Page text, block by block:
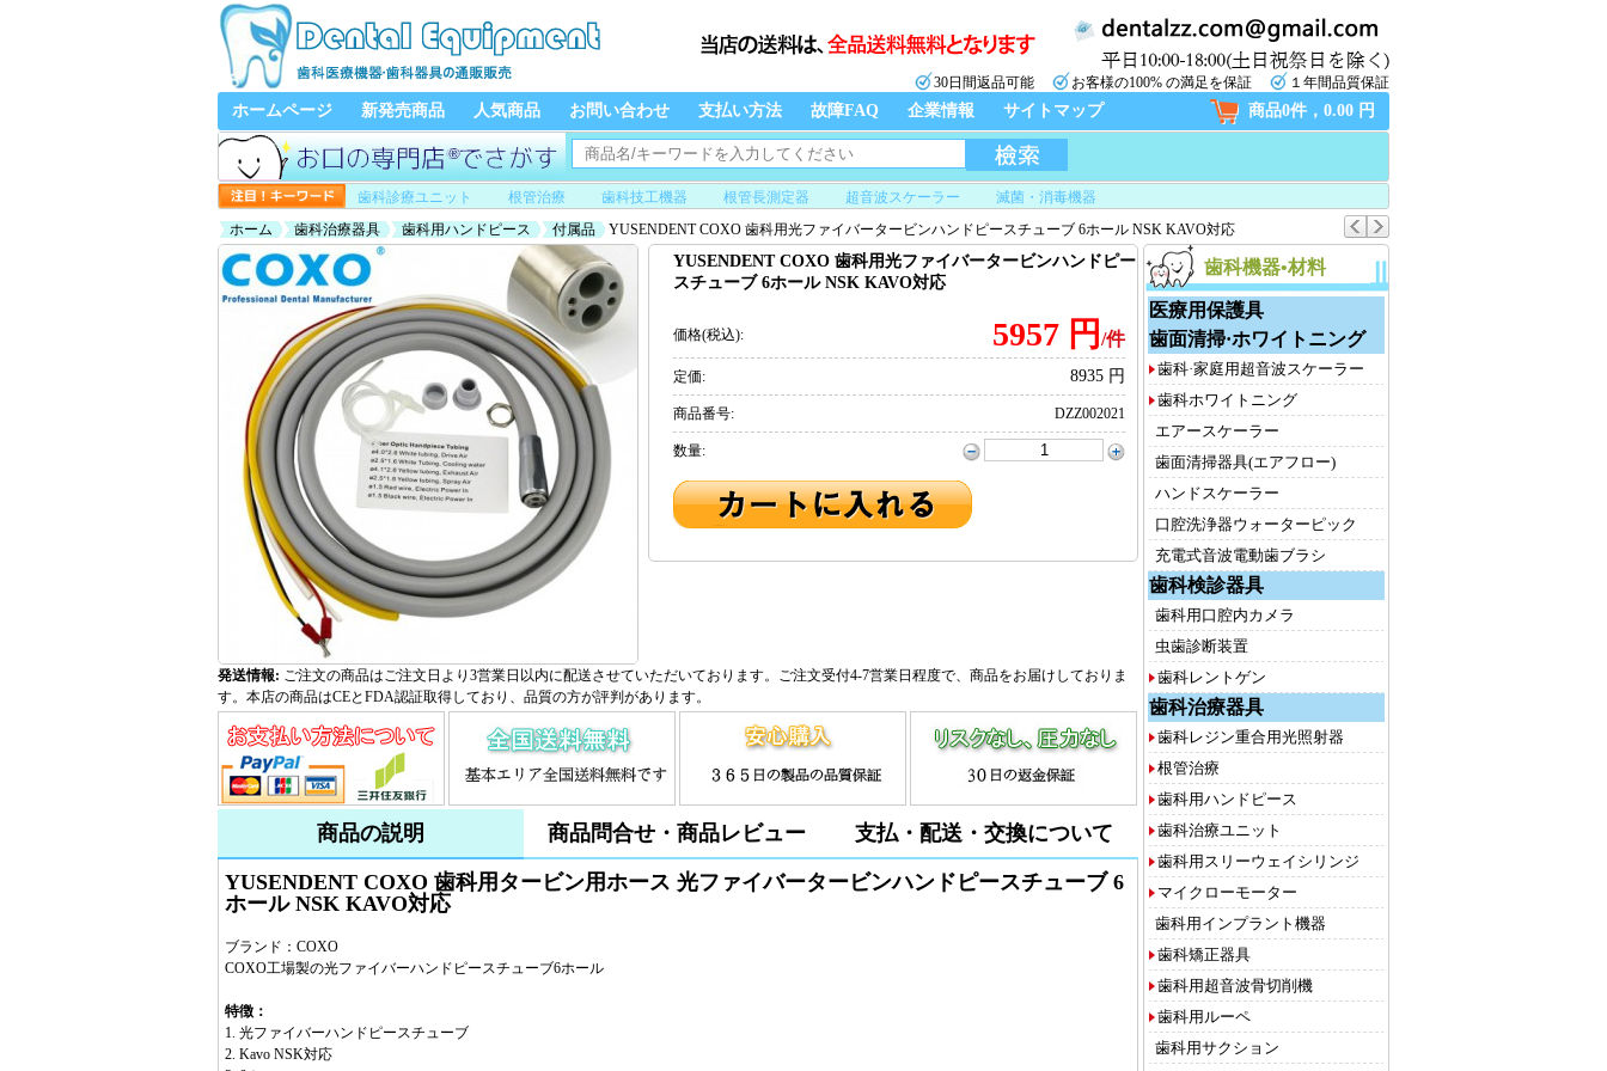
30日間返品可能 お客様の100% の満足を保証 １年間品質保証
ホームページ 新発売商品 人気商品 お問い合わせ 支払い方法 故障FAQ 企業情報 サイトマップ 商品0件，0.00 円
歯科診療ユニット 根管治療 歯科技工機器 根管長測定器 超音波スケーラー
滅菌・消毒機器
ホーム
歯科治療器具 歯科用ハンドピース 付属品 YUSENDENT COXO 歯科用光ファイバータービンハンドピースチューブ 6ホール NSK KAVO対応
歯科機器•材料
医療用保護具
歯面清掃·ホワイトニング
歯科·家庭用超音波スケーラー
歯科ホワイトニング
エアースケーラー
歯面清掃器具(エアフロー)
ハンドスケーラー
口腔洗浄器ウォーターピック
充電式音波電動歯ブラシ
歯科検診器具
歯科用口腔内カメラ
虫歯診断装置
歯科レントゲン
歯科治療器具
歯科レジン重合用光照射器
根管治療
歯科用ハンドピース
歯科治療ユニット
歯科用スリーウェイシリンジ
マイクローモーター
歯科用インプラント機器
歯科矯正器具
歯科用超音波骨切削機
歯科用ルーペ
歯科用サクション
YUSENDENT COXO 歯科用光ファイバータービンハンドピー
スチューブ 6ホール NSK KAVO対応
価格(税込): 5957 円 /件
定価: 8935 円
商品番号: DZZ002021
数量:
発送情報: ご注文の商品はご注文日より3営業日以内に配送させていただいております。ご注文受付4-7営業日程度で、商品をお届けしておりま
す。本店の商品はCEとFDA認証取得しており、品質の方が評判があります。
商品の説明 商品問合せ・商品レビュー 支払・配送・交換について
YUSENDENT COXO 歯科用タービン用ホース 光ファイバータービンハンドピースチューブ 6
ホール NSK KAVO対応
ブランド：COXO
COXO工場製の光ファイバーハンドピースチューブ6ホール
特徴：
1. 光ファイバーハンドピースチューブ
2. Kavo NSK対応